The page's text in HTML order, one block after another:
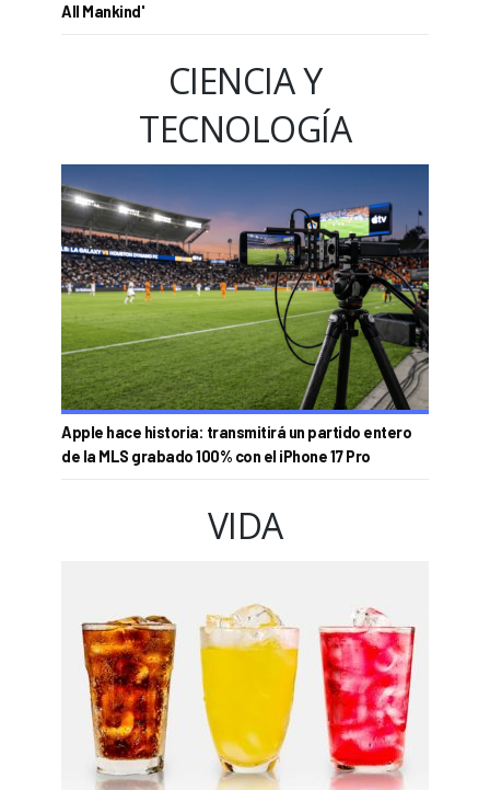
All Mankind'
CIENCIA Y
TECNOLOGÍA
Apple hace historia: transmitirá un partido entero
de la MLS grabado 100% con el iPhone 17 Pro
VIDA